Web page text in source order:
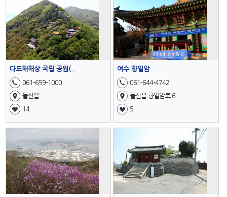
다도해해상 국립 공원(..
061-659-1000
돌산읍
14
여수 향일암
061-644-4742
돌산읍 향일암로 6..
5